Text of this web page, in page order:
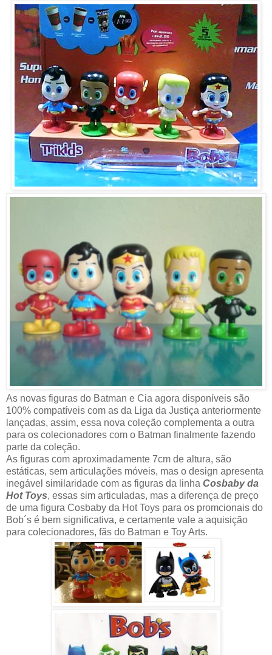
As novas figuras do Batman e Cia agora disponíveis são
100% compatíveis com as da Liga da Justiça anteriormente
lançadas, assim, essa nova coleção complementa a outra
para os colecionadores com o Batman finalmente fazendo
parte da coleção.
As figuras com aproximadamente 7cm de altura, são
estáticas, sem articulações móveis, mas o design apresenta
inegável similaridade com as figuras da linha Cosbaby da
Hot Toys, essas sim articuladas, mas a diferença de preço
de uma figura Cosbaby da Hot Toys para os promcionais do
Bob´s é bem significativa, e certamente vale a aquisição
para colecionadores, fãs do Batman e Toy Arts.